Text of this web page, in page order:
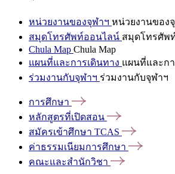
หน่วยงานของจุฬาฯ หน่วยงานของ
สมุดโทรศัพท์ออนไลน์ สมุดโทรศัพ
Chula Map Chula Map
แผนที่และการเดินทาง แผนที่และก
ร่วมงานกับจุฬาฯ ร่วมงานกับจุฬาฯ
การศึกษา
หลักสูตรที่เปิดสอน
สมัครเข้าศึกษา TCAS
ค่าธรรมเนียมการศึกษา
คณะและสำนักวิชา